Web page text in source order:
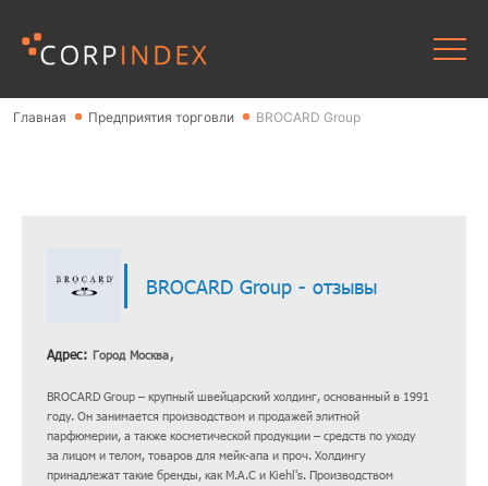
Главная Предприятия торговли BROCARD Group
BROCARD Group - отзывы
Адрес: Город Москва,
BROCARD Group – крупный швейцарский холдинг, основанный в 1991
году. Он занимается производством и продажей элитной
парфюмерии, а также косметической продукции – средств по уходу
за лицом и телом, товаров для мейк-апа и проч. Холдингу
принадлежат такие бренды, как М.А.С и Kiehl's. Производством